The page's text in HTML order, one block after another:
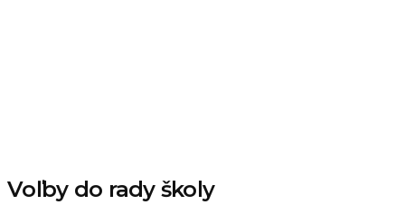
Voľby do rady školy